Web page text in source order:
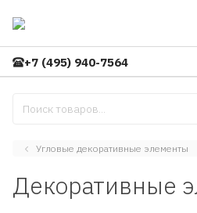
+7 (495) 940-7564
Угловые декоративные элементы
Декоративные